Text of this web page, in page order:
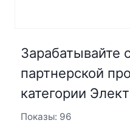
Зарабатывайте
партнерской
категории
Показы: 96